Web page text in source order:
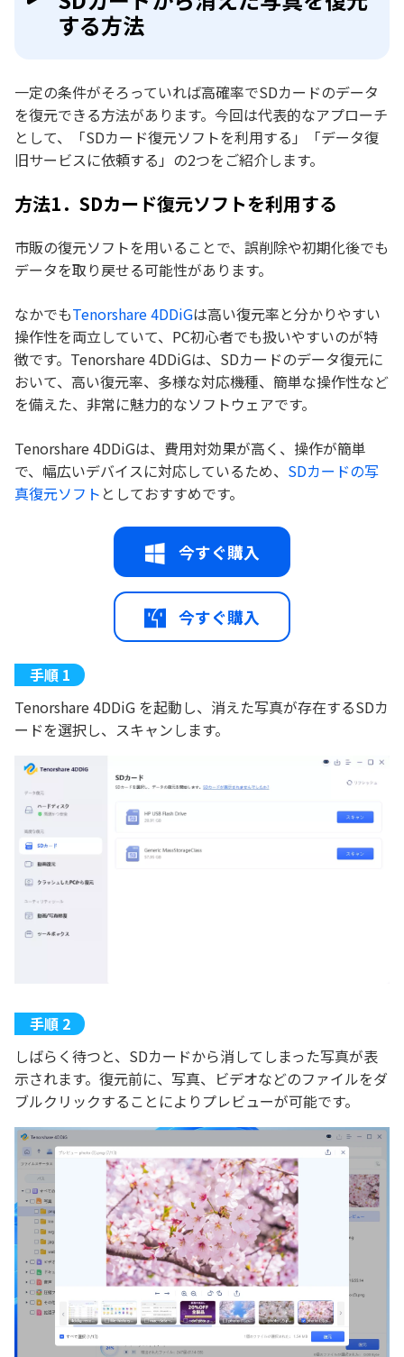
する方法
一定の条件がそろっていれば高確率でSDカードのデータ
を復元できる方法があります。今回は代表的なアプローチ
として、「SDカード復元ソフトを利用する」「データ復
旧サービスに依頼する」の2つをご紹介します。
方法1．SDカード復元ソフトを利用する
市販の復元ソフトを用いることで、誤削除や初期化後でも
データを取り戻せる可能性があります。
なかでもTenorshare 4DDiGは高い復元率と分かりやすい
操作性を両立していて、PC初心者でも扱いやすいのが特
徴です。Tenorshare 4DDiGは、SDカードのデータ復元に
おいて、高い復元率、多様な対応機種、簡単な操作性など
を備えた、非常に魅力的なソフトウェアです。
Tenorshare 4DDiGは、費用対効果が高く、操作が簡単
で、幅広いデバイスに対応しているため、 SDカードの写
真復元ソフト としておすすめです。
今すぐ購入
今すぐ購入
Tenorshare 4DDiG を起動し、消えた写真が存在するSDカ
ードを選択し、スキャンします。
しばらく待つと、SDカードから消してしまった写真が表
示されます。復元前に、写真、ビデオなどのファイルをダ
ブルクリックすることによりプレビューが可能です。